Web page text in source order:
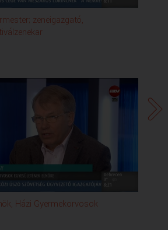
zeneigazgató,
Házi Gyermekorvosok